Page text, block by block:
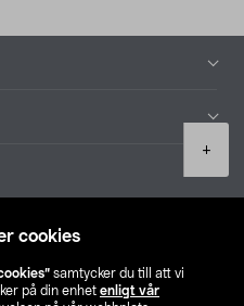
cookies
samtycker du till att vi
på din enhet enligt vår
+